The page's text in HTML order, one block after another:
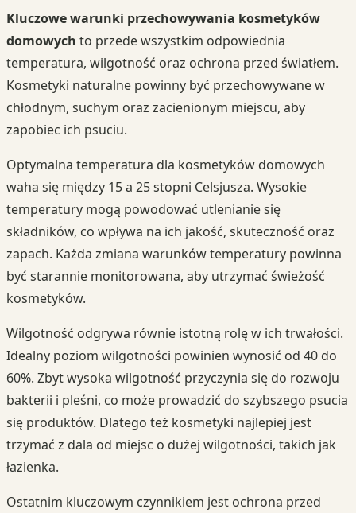
Kluczowe warunki przechowywania kosmetyków
domowych to przede wszystkim odpowiednia
temperatura, wilgotność oraz ochrona przed światłem.
Kosmetyki naturalne powinny być przechowywane w
chłodnym, suchym oraz zacienionym miejscu, aby
zapobiec ich psuciu.
Optymalna temperatura dla kosmetyków domowych
waha się między 15 a 25 stopni Celsjusza. Wysokie
temperatury mogą powodować utlenianie się
składników, co wpływa na ich jakość, skuteczność oraz
zapach. Każda zmiana warunków temperatury powinna
być starannie monitorowana, aby utrzymać świeżość
kosmetyków.
Wilgotność odgrywa równie istotną rolę w ich trwałości.
Idealny poziom wilgotności powinien wynosić od 40 do
60%. Zbyt wysoka wilgotność przyczynia się do rozwoju
bakterii i pleśni, co może prowadzić do szybszego psucia
się produktów. Dlatego też kosmetyki najlepiej jest
trzymać z dala od miejsc o dużej wilgotności, takich jak
łazienka.
Ostatnim kluczowym czynnikiem jest ochrona przed